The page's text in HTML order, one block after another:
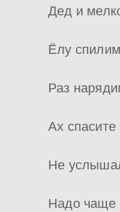
Дед и
Ёлу
Раз
Ах спасите
Не
Надо чаще